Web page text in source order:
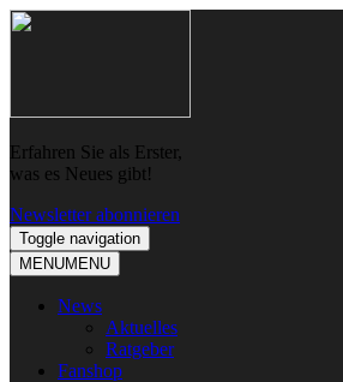
Skip
Skip
Erfahren Sie als Erster,
was es Neues gibt!
Newsletter abonnieren
Toggle navigation
MENUMENU
News
Aktuelles
Ratgeber
Fanshop